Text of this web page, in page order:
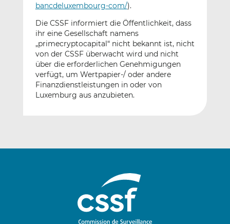
bancdeluxembourg-com/).
Die CSSF informiert die Öffentlichkeit, dass
ihr eine Gesellschaft namens
„primecryptocapital“ nicht bekannt ist, nicht
von der CSSF überwacht wird und nicht
über die erforderlichen Genehmigungen
verfügt, um Wertpapier-/ oder andere
Finanzdienstleistungen in oder von
Luxemburg aus anzubieten.